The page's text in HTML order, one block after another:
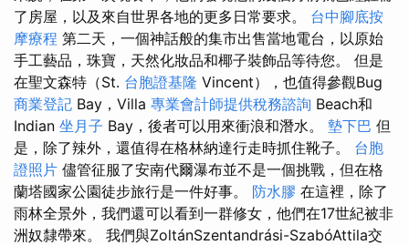
了房屋，以及來自世界各地的更多日常要求。 台中腳底按
摩療程 第二天，一個神話般的集市出售當地電台，以原始
手工藝品，珠寶，天然化妝品和椰子裝飾品等待您​​。 但是
在聖文森特（St. 台胞證基隆 Vincent），也值得參觀Bug
商業登記 Bay，Villa 專業會計師提供稅務諮詢 Beach和
Indian 坐月子 Bay，後者可以用來衝浪和潛水。 墊下巴 但
是，除了辣外，還值得在格林納達行走時抓住靴子。 台胞
證照片 儘管征服了安南代爾瀑布並不是一個挑戰，但在格
蘭塔國家公園徒步旅行是一件好事。 防水膠 在這裡，除了
雨林全景外，我們還可以看到一群修女，他們在17世紀被非
洲奴隸帶來。 我們與ZoltánSzentandrási-SzabóAttila交